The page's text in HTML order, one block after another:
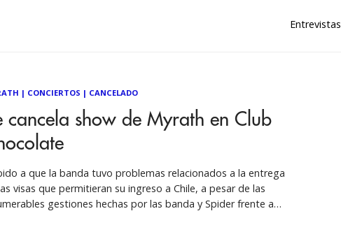
Entrevistas
| CONCIERTOS | CANCELADO
cancela show de Myrath en Club
a que la banda tuvo problemas relacionados a la entrega
visas que permitieran su ingreso a Chile, a pesar de las
gestiones hechas por las banda y Spider frente a